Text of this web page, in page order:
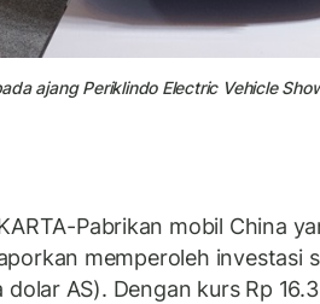
ajang Periklindo Electric Vehicle
Pabrikan mobil China
memperoleh investasi
dolar AS). Dengan kurs Rp